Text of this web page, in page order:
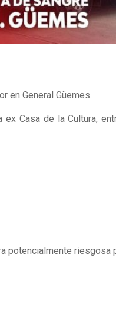
en General Güemes.
Casa de la Cultura,
riesgosa